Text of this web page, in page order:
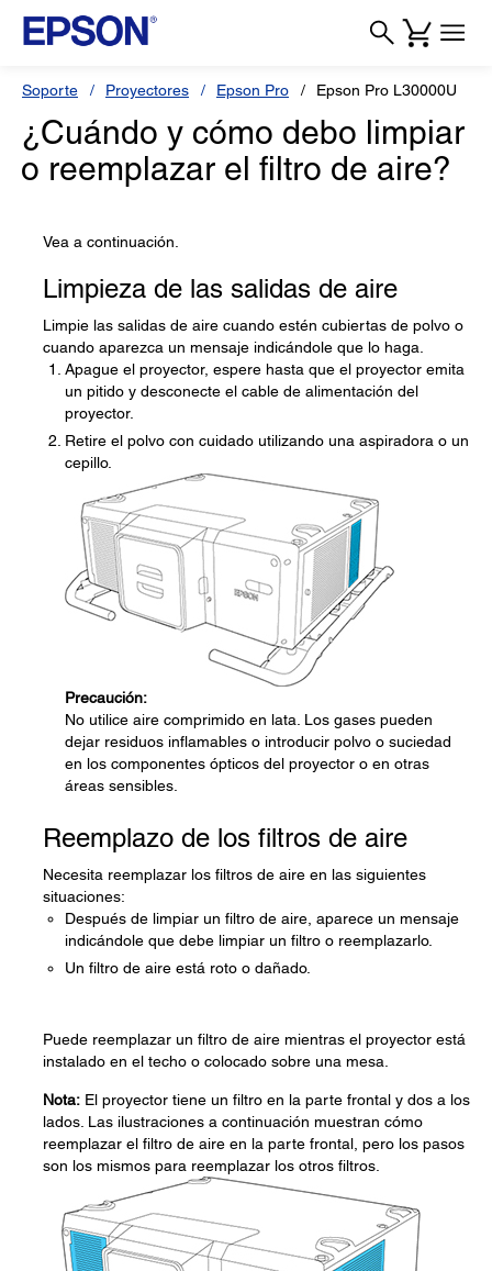
Soporte Proyectores Epson Pro Epson Pro L30000U
¿Cuándo y cómo debo limpiar
o reemplazar el filtro de aire?
Vea a continuación.
Limpieza de las salidas de aire
Limpie las salidas de aire cuando estén cubiertas de polvo o
cuando aparezca un mensaje indicándole que lo haga.
Apague el proyector, espere hasta que el proyector emita
un pitido y desconecte el cable de alimentación del
proyector.
Retire el polvo con cuidado utilizando una aspiradora o un
cepillo.
Precaución:
No utilice aire comprimido en lata. Los gases pueden
dejar residuos inflamables o introducir polvo o suciedad
en los componentes ópticos del proyector o en otras
áreas sensibles.
Reemplazo de los filtros de aire
Necesita reemplazar los filtros de aire en las siguientes
situaciones:
Después de limpiar un filtro de aire, aparece un mensaje
indicándole que debe limpiar un filtro o reemplazarlo.
Un filtro de aire está roto o dañado.
Puede reemplazar un filtro de aire mientras el proyector está
instalado en el techo o colocado sobre una mesa.
Nota: El proyector tiene un filtro en la parte frontal y dos a los
lados. Las ilustraciones a continuación muestran cómo
reemplazar el filtro de aire en la parte frontal, pero los pasos
son los mismos para reemplazar los otros filtros.